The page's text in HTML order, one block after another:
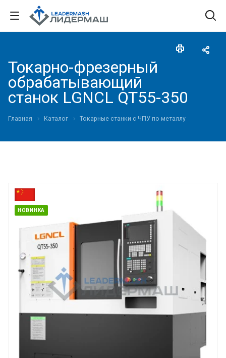
Токарно-фрезерный
обрабатывающий
станок LGNCL QT55-350
Главная Каталог Токарные станки с ЧПУ по металлу
НОВИНКА